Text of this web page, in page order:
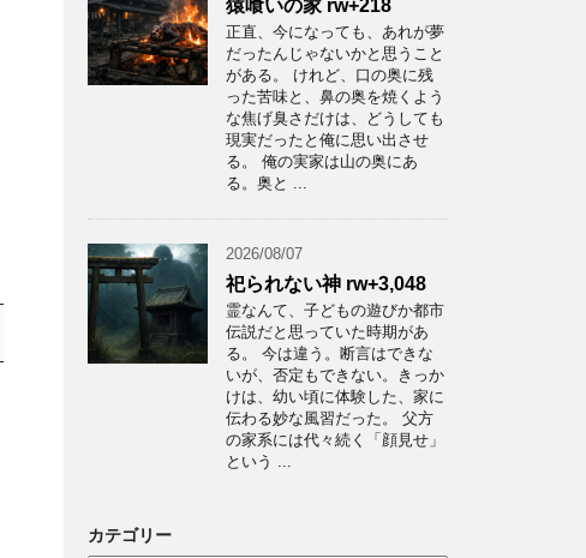
猿喰いの家 rw+218
正直、今になっても、あれが夢
だったんじゃないかと思うこと
がある。 けれど、口の奥に残
った苦味と、鼻の奥を焼くよう
な焦げ臭さだけは、どうしても
現実だったと俺に思い出させ
る。 俺の実家は山の奥にあ
る。奥と ...
2026/08/07
祀られない神 rw+3,048
霊なんて、子どもの遊びか都市
伝説だと思っていた時期があ
る。 今は違う。断言はできな
いが、否定もできない。きっか
けは、幼い頃に体験した、家に
伝わる妙な風習だった。 父方
の家系には代々続く「顔見せ」
という ...
カテゴリー